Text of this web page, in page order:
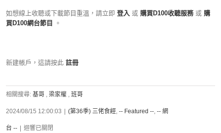
如想線上收聽或下載節目重溫，請立即 登入 或 購買D100收聽服務 或 購
買D100網台節目
。
新建帳戶，這請按此 註冊
相關搜尋: 基哥 , 梁家權 , 班哥
2024/08/15 12:00:03 (第36季) 三佬食經, -- Featured --, -- 網
台 -- 迴響已關閉